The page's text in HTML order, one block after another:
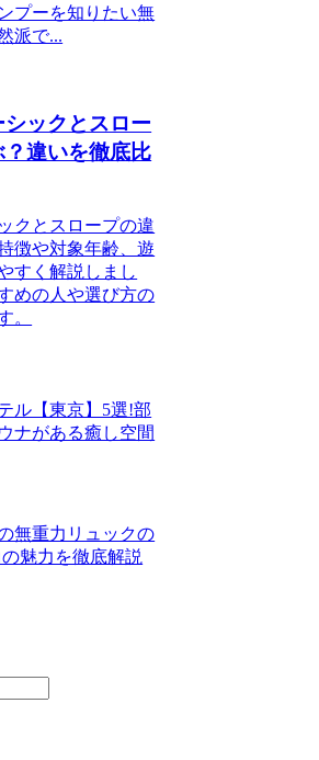
プーを知りたい無
派で...
ックとスロー
違いを徹底比
クとスロープの違
徴や対象年齢、遊
すく解説しまし
めの人や選び方の
。
ル【東京】5選!部
ナがある癒し空間
無重力リュックの
魅力を徹底解説